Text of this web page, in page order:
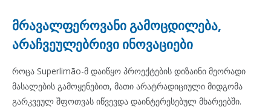
მრავალფეროვანი გამოცდილება,
არაჩვეულებრივი ინოვაციები
როცა Superlimão-მ დაიწყო პროექტების დიზაინი მეორადი
მასალების გამოყენებით, მათი არატრადიციული მიდგომა
გარკვეულ შფოთვას იწვევდა დაინტერესებულ მხარეებში.